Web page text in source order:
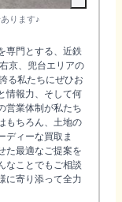
ります♪
専門とする、近鉄
京、兜台エリアの
る私たちにぜひお
情報力、そして何
営業体制が私たち
もちろん、土地の
ディーな買取ま
た最適なご提案を
なことでもご相談
に寄り添って全力